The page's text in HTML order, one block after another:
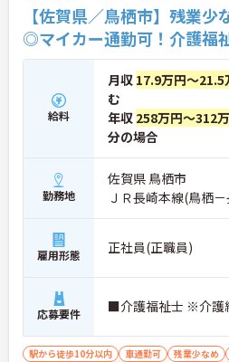
【佐賀県／鳥栖市】残業
◎マイカー通勤可！介護福
給料
月収 17.9万円～21.5
む
年収 258万円～312
分の場合
勤務地
佐賀県 鳥栖市
ＪＲ長崎本線(鳥栖
雇用形態 正社員(正職員)
応募要件 ■介護福祉士 ※介護
駅から徒歩10分以内 車通勤可 残業少なめ